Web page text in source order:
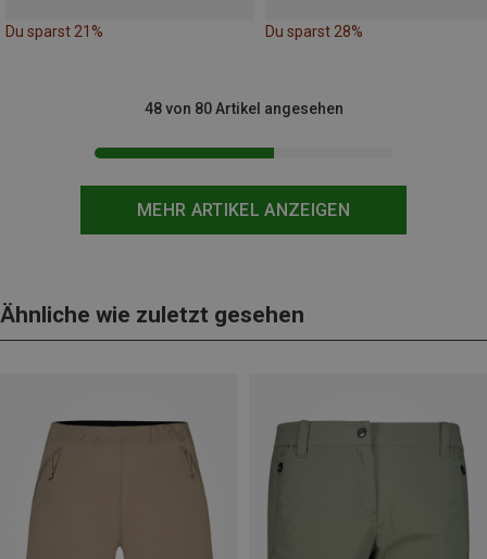
Du sparst 21% Du sparst 28%
MEHR ARTIKEL ANZEIGEN
48 von 80 Artikel angesehen
Ähnliche wie zuletzt gesehen